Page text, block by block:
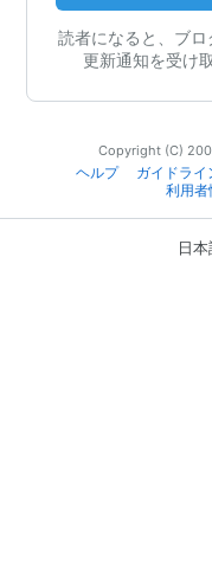
読者になると、ブロ
更新通知を受け
Copyright (C)
ヘルプ
ガイドライ
利用者
日本